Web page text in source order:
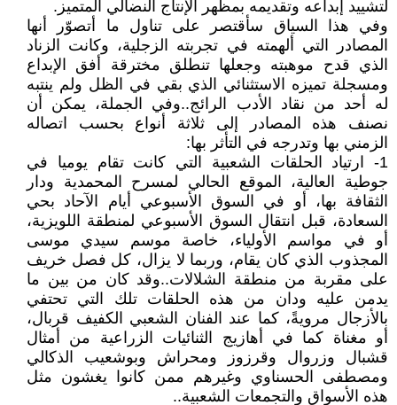
لتشييد إبداعه وتقديمه بمظهر الإنتاج النضالي المتميز.
وفي هذا السياق سأقتصر على تناول ما أتصوّر أنها
المصادر التي ألهمته في تجربته الزجلية، وكانت الزناد
الذي قدح موهبته وجعلها تنطلق مخترقة أفق الإبداع
ومسجلة تميزه الاستثنائي الذي بقي في الظل ولم ينتبه
له أحد من نقاد الأدب الرائج..وفي الجملة، يمكن أن
نصنف هذه المصادر إلى ثلاثة أنواع بحسب اتصاله
الزمني بها وتدرجه في التأثر بها:
1- ارتياد الحلقات الشعبية التي كانت تقام يوميا في
جوطية العالية، الموقع الحالي لمسرح المحمدية ودار
الثقافة بها، أو في السوق الأسبوعي أيام الآحاد بحي
السعادة، قبل انتقال السوق الأسبوعي لمنطقة اللويزية،
أو في مواسم الأولياء، خاصة موسم سيدي موسى
المجذوب الذي كان يقام، وربما لا يزال، كل فصل خريف
على مقربة من منطقة الشلالات..وقد كان من بين ما
يدمن عليه ودان من هذه الحلقات تلك التي تحتفي
بالأزجال مرويةً، كما عند الفنان الشعبي الكفيف قربال،
أو مغناة كما في أهازيج الثنائيات الزراعية من أمثال
قشبال وزروال وقرزوز ومحراش وبوشعيب الذكالي
ومصطفى الحسناوي وغيرهم ممن كانوا يغشون مثل
هذه الأسواق والتجمعات الشعبية..